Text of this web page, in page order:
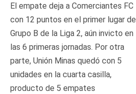
El empate deja a Comerciantes FC
con 12 puntos en el primer lugar del
Grupo B de la Liga 2, aún invicto en
las 6 primeras jornadas. Por otra
parte, Unión Minas quedó con 5
unidades en la cuarta casilla,
producto de 5 empates